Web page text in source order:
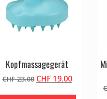
Kopfmassagegerät
CHF23.00 Ursprünglicher
CHF19.00Aktueller